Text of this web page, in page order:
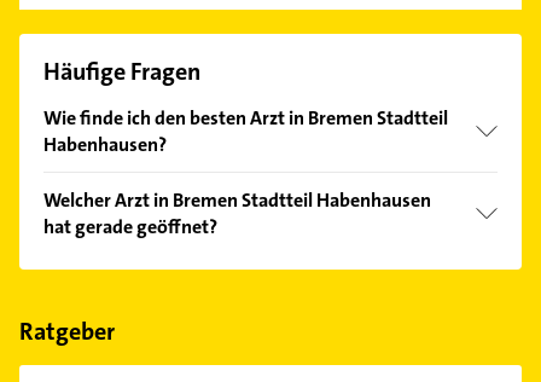
Häufige Fragen
Wie finde ich den besten Arzt in Bremen Stadtteil
Habenhausen?
Kundenmeinungen und profitieren Sie von den
Empfehlungen. Die Suchergebnisse können Sie sich
einfach nachBewertungensortiert anzeigen lassen.
Welcher Arzt in Bremen Stadtteil Habenhausen
hat gerade geöffnet?
Im Anbieter-Bereich finden Sie alleÖffnungszeiten.
Feiertagen abweichen können.
Ratgeber